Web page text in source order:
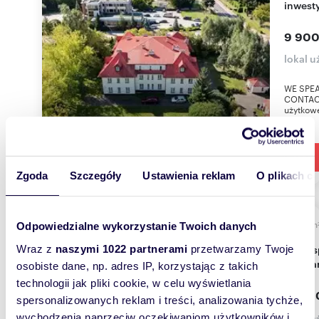
Zgoda Szczegóły Ustawienia reklam O plikach
Odpowiedzialne wykorzystanie Twoich danych
Wraz z naszymi 1022 partnerami przetwarzamy Twoje
osobiste dane, np. adres IP, korzystając z takich
technologii jak pliki cookie, w celu wyświetlania
spersonalizowanych reklam i treści, analizowania tychże,
9
lokal
WE
m
Open space 185 m² w Wilanowie (wysoki
14